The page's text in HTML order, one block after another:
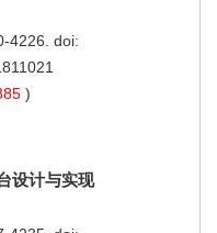
4226. doi:
)
设计与实现